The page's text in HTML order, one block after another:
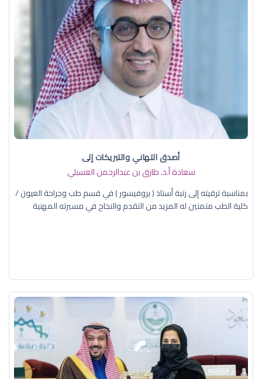
أصدق التهاني والتبريكات إلى
سعادة أ.د. ​طارق بن عبدالرحمن العسبلي
بمناسبة ترقيته إلى رتبة أستاذ ( بروفيسور ) في قسم طب وجراحة العيون /
كلية الطب متمنين له المزيد من التقدم والنجاح في مسيرته المهنية